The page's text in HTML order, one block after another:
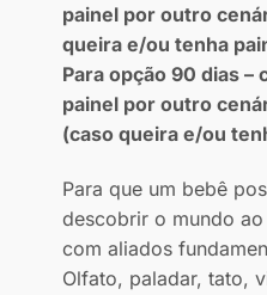
painel por outro
queira e/ou tenha
Para opção 90 dias
painel por outro
(caso queira e/ou
Para que um bebê
descobrir o mundo
com aliados
Olfato, paladar, tato,